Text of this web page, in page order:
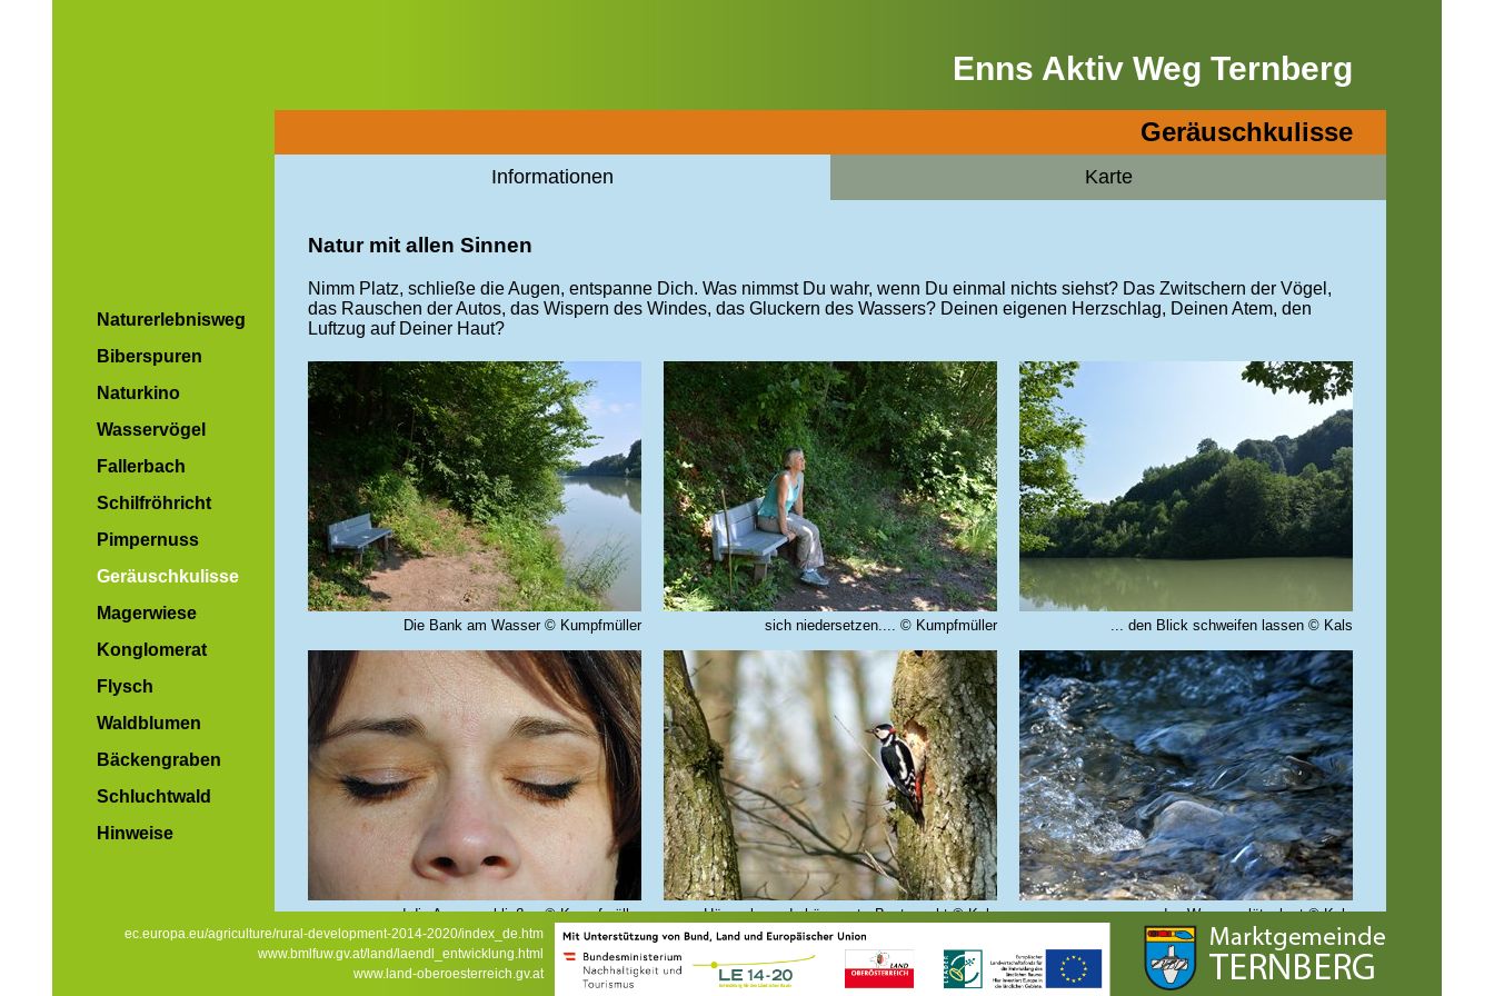
Enns Aktiv Weg Ternberg
Naturerlebnisweg
Biberspuren
Naturkino
Wasservögel
Fallerbach
Schilfröhricht
Pimpernuss
Geräuschkulisse
Magerwiese
Konglomerat
Flysch
Waldblumen
Bäckengraben
Schluchtwald
Hinweise
Geräuschkulisse
Informationen Karte
Natur mit allen Sinnen
Nimm Platz, schließe die Augen, entspanne Dich. Was nimmst Du wahr, wenn Du einmal nichts siehst? Das Zwitschern der Vögel,
das Rauschen der Autos, das Wispern des Windes, das Gluckern des Wassers? Deinen eigenen Herzschlag, Deinen Atem, den
Luftzug auf Deiner Haut?
Die Bank am Wasser © Kumpfmüller sich niedersetzen.... © Kumpfmüller ... den Blick schweifen lassen © Kals
... und die Augen schließen © Kumpfmüller Hör mal wer da hämmert - Buntspecht © Kals das Wasser plätschert © Kals
ec.europa.eu/agriculture/rural-development-2014-2020/index_de.htm
www.bmlfuw.gv.at/land/laendl_entwicklung.html
www.land-oberoesterreich.gv.at